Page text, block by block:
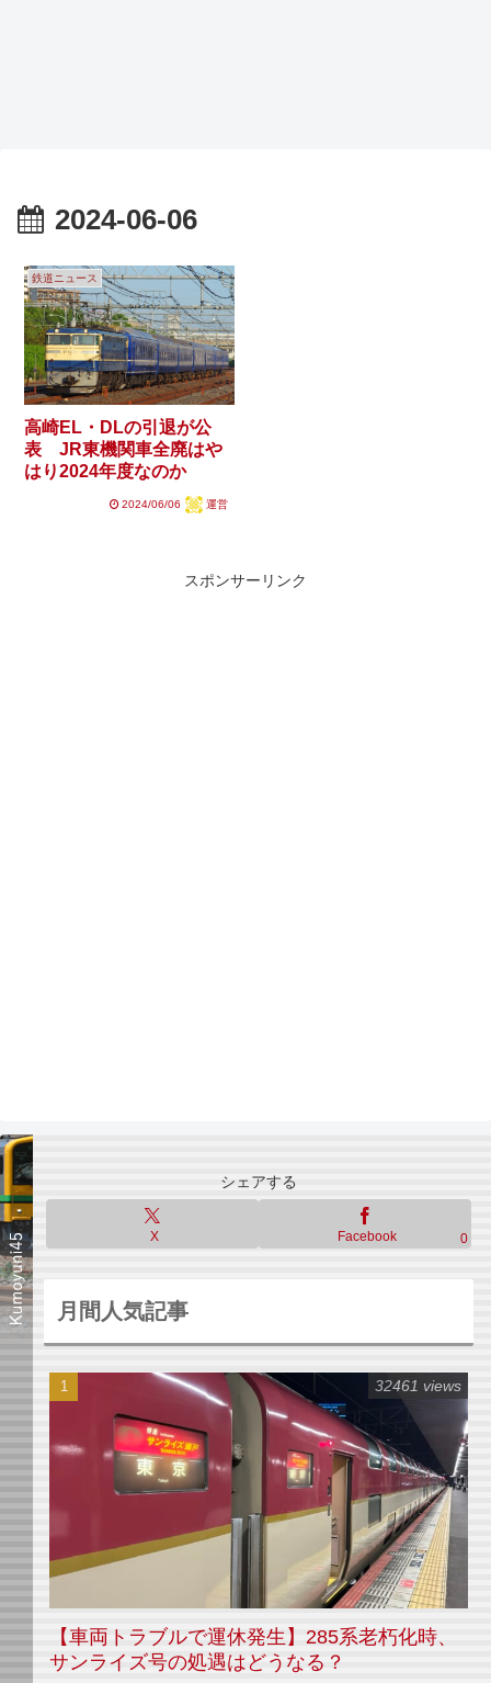
2024-06-06
鉄道ニュース
高崎EL・DLの引退が公
表 JR東機関車全廃はや
はり2024年度なのか
2024/06/06 運営
スポンサーリンク
シェアする
X Facebook 0
月間人気記事
【車両トラブルで運休発生】285系老朽化時、
サンライズ号の処遇はどうなる？
32461 views